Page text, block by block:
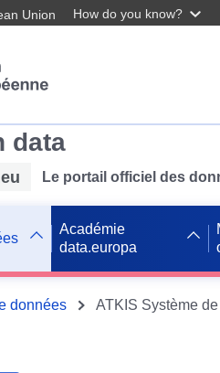
Union How do you know?
data
Le portail officiel des
Académie
data.europa
données ATKIS Système